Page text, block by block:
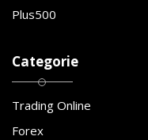
Plus500
Categorie
Trading Online
Forex